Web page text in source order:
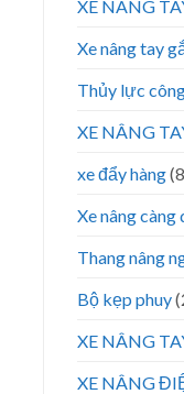
XE NÂNG
Xe nâng tay
Thủy lực
XE NÂNG
xe đẩy hàng
Xe nâng càng
Thang nâng
Bộ kẹp phuy
XE NÂNG
XE NÂNG